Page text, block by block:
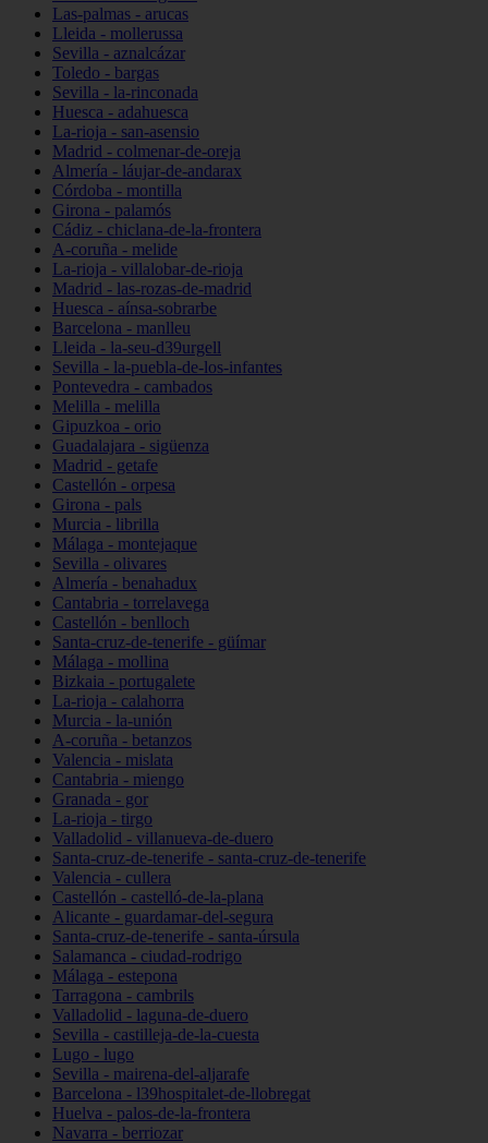
Las-palmas - arucas
Lleida - mollerussa
Sevilla - aznalcázar
Toledo - bargas
Sevilla - la-rinconada
Huesca - adahuesca
La-rioja - san-asensio
Madrid - colmenar-de-oreja
Almería - láujar-de-andarax
Córdoba - montilla
Girona - palamós
Cádiz - chiclana-de-la-frontera
A-coruña - melide
La-rioja - villalobar-de-rioja
Madrid - las-rozas-de-madrid
Huesca - aínsa-sobrarbe
Barcelona - manlleu
Lleida - la-seu-d39urgell
Sevilla - la-puebla-de-los-infantes
Pontevedra - cambados
Melilla - melilla
Gipuzkoa - orio
Guadalajara - sigüenza
Madrid - getafe
Castellón - orpesa
Girona - pals
Murcia - librilla
Málaga - montejaque
Sevilla - olivares
Almería - benahadux
Cantabria - torrelavega
Castellón - benlloch
Santa-cruz-de-tenerife - güímar
Málaga - mollina
Bizkaia - portugalete
La-rioja - calahorra
Murcia - la-unión
A-coruña - betanzos
Valencia - mislata
Cantabria - miengo
Granada - gor
La-rioja - tirgo
Valladolid - villanueva-de-duero
Santa-cruz-de-tenerife - santa-cruz-de-tenerife
Valencia - cullera
Castellón - castelló-de-la-plana
Alicante - guardamar-del-segura
Santa-cruz-de-tenerife - santa-úrsula
Salamanca - ciudad-rodrigo
Málaga - estepona
Tarragona - cambrils
Valladolid - laguna-de-duero
Sevilla - castilleja-de-la-cuesta
Lugo - lugo
Sevilla - mairena-del-aljarafe
Barcelona - l39hospitalet-de-llobregat
Huelva - palos-de-la-frontera
Navarra - berriozar